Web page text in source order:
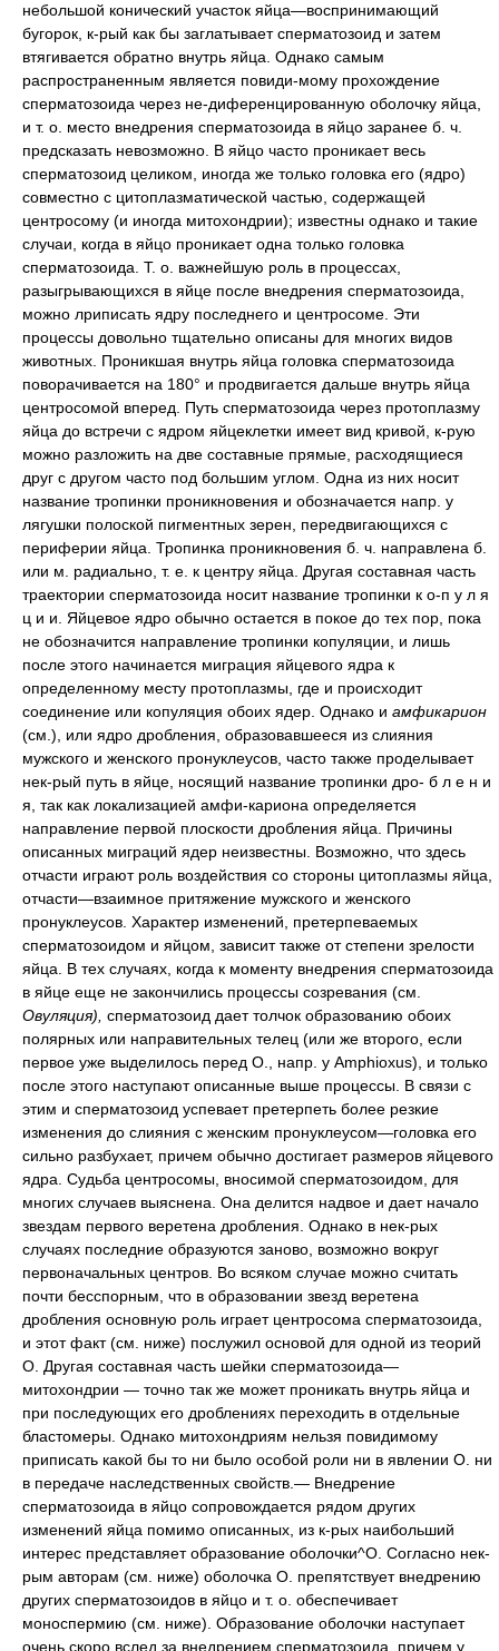
небольшой конический участок яйца—воспринимающий
бугорок, к-рый как бы заглатывает сперматозоид и затем
втягивается обратно внутрь яйца. Однако самым
распространенным является повиди-мому прохождение
сперматозоида через не-диференцированную оболочку яйца,
и т. о. место внедрения сперматозоида в яйцо заранее б. ч.
предсказать невозможно. В яйцо часто проникает весь
сперматозоид целиком, иногда же только головка его (ядро)
совместно с цитоплазматической частью, содержащей
центросому (и иногда митохондрии); известны однако и такие
случаи, когда в яйцо проникает одна только головка
сперматозоида. Т. о. важнейшую роль в процессах,
разыгрывающихся в яйце после внедрения сперматозоида,
можно лриписать ядру последнего и центросоме. Эти
процессы довольно тщательно описаны для многих видов
животных. Проникшая внутрь яйца головка сперматозоида
поворачивается на 180° и продвигается дальше внутрь яйца
центросомой вперед. Путь сперматозоида через протоплазму
яйца до встречи с ядром яйцеклетки имеет вид кривой, к-рую
можно разложить на две составные прямые, расходящиеся
друг с другом часто под большим углом. Одна из них носит
название тропинки проникновения и обозначается напр. у
лягушки полоской пигментных зерен, передвигающихся с
периферии яйца. Тропинка проникновения б. ч. направлена б.
или м. радиально, т. е. к центру яйца. Другая составная часть
траектории сперматозоида носит название тропинки к о-п у л я
ц и и. Яйцевое ядро обычно остается в покое до тех пор, пока
не обозначится направление тропинки копуляции, и лишь
после этого начинается миграция яйцевого ядра к
определенному месту протоплазмы, где и происходит
соединение или копуляция обоих ядер. Однако и амфикарион
(см.), или ядро дробления, образовавшееся из слияния
мужского и женского пронуклеусов, часто также проделывает
нек-рый путь в яйце, носящий название тропинки дро- б л е н и
я, так как локализацией амфи-кариона определяется
направление первой плоскости дробления яйца. Причины
описанных миграций ядер неизвестны. Возможно, что здесь
отчасти играют роль воздействия со стороны цитоплазмы яйца,
отчасти—взаимное притяжение мужского и женского
пронуклеусов. Характер изменений, претерпеваемых
сперматозоидом и яйцом, зависит также от степени зрелости
яйца. В тех случаях, когда к моменту внедрения сперматозоида
в яйце еще не закончились процессы созревания (см.
Овуляция), сперматозоид дает толчок образованию обоих
полярных или направительных телец (или же второго, если
первое уже выделилось перед О., напр. у Amphioxus), и только
после этого наступают описанные выше процессы. В связи с
этим и сперматозоид успевает претерпеть более резкие
изменения до слияния с женским пронуклеусом—головка его
сильно разбухает, причем обычно достигает размеров яйцевого
ядра. Судьба центросомы, вносимой сперматозоидом, для
многих случаев выяснена. Она делится надвое и дает начало
звездам первого веретена дробления. Однако в нек-рых
случаях последние образуются заново, возможно вокруг
первоначальных центров. Во всяком случае можно считать
почти бесспорным, что в образовании звезд веретена
дробления основную роль играет центросома сперматозоида,
и этот факт (см. ниже) послужил основой для одной из теорий
О. Другая составная часть шейки сперматозоида—
митохондрии — точно так же может проникать внутрь яйца и
при последующих его дроблениях переходить в отдельные
бластомеры. Однако митохондриям нельзя повидимому
приписать какой бы то ни было особой роли ни в явлении О. ни
в передаче наследственных свойств.— Внедрение
сперматозоида в яйцо сопровождается рядом других
изменений яйца помимо описанных, из к-рых наибольший
интерес представляет образование оболочки^О. Согласно нек-
рым авторам (см. ниже) оболочка О. препятствует внедрению
других сперматозоидов в яйцо и т. о. обеспечивает
моноспермию (см. ниже). Образование оболочки наступает
очень скоро вслед за внедрением сперматозоида, причем у